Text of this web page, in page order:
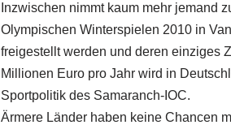
Inzwischen nimmt kaum mehr jemand
Olympischen Winterspielen 2010 in
freigestellt werden und deren einziges
Millionen Euro pro Jahr wird in
Sportpolitik des Samaranch-IOC.
Ärmere Länder haben keine Chancen